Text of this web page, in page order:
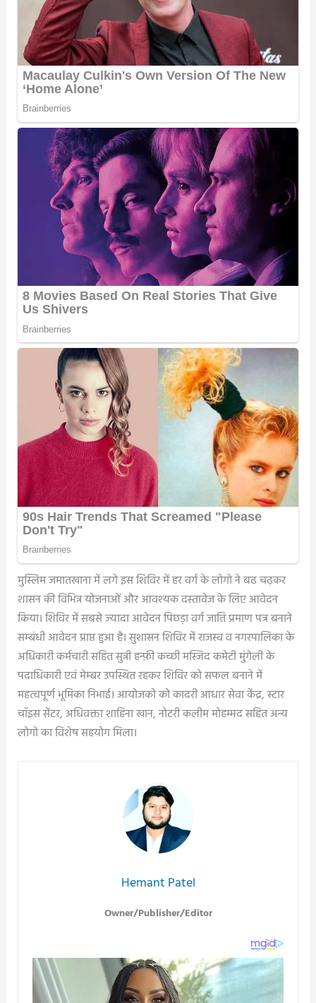
मुस्लिम जमातखाना में लगे इस शिविर में हर वर्ग के लोगो ने बढ चढ़कर
शासन की विभिन्न योजनाओं और आवश्यक दस्तावेज के लिए आवेदन
किया। शिविर में सबसे ज्यादा आवेदन पिछड़ा वर्ग जाति प्रमाण पत्र बनाने
सम्बंधी आवेदन प्राप्त हुआ है। सुशासन शिविर में राजस्व व नगरपालिका के
अधिकारी कर्मचारी सहित सुन्नी हन्फ़ी कच्छी मस्जिद कमेटी मुंगेली के
पदाधिकारी एवं मेम्बर उपस्थित रहकर शिविर को सफल बनाने में
महत्वपूर्ण भूमिका निभाई। आयोजको को कादरी आधार सेवा केंद्र, स्टार
चॉइस सेंटर, अधिवक्ता शाहिना खान, नोटरी कलीम मोहम्मद सहित अन्य
लोगो का विशेष सहयोग मिला।
Hemant Patel
Owner/Publisher/Editor